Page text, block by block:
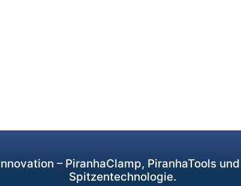
– PiranhaClamp, PiranhaTools
Spitzentechnologie.